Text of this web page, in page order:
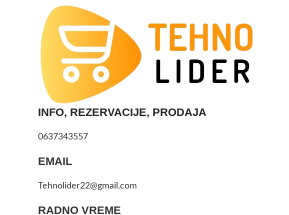
INFO, REZERVACIJE, PRODAJA
0637343557
EMAIL
Tehnolider22@gmail.com
RADNO VREME